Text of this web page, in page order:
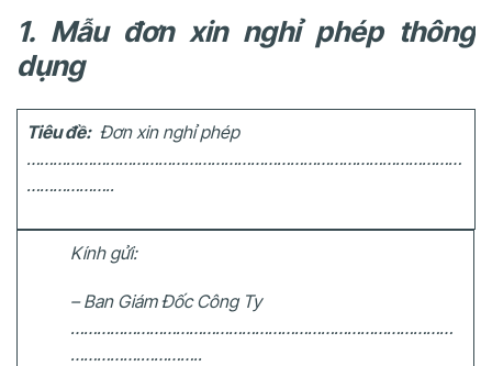
1. Mẫu đơn xin nghỉ phép thông
dụng
Tiêu đề:Đơn xin nghỉ phép
………………………………………………………………………………………
………………..
Kính gửi:
– Ban Giám Đốc Công Ty
……………………………………………………………………………
…………….…………..